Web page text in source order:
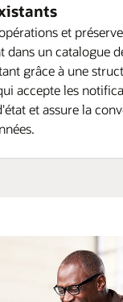
et
dans un catalogue
grâce à une
accepte les
et assure la